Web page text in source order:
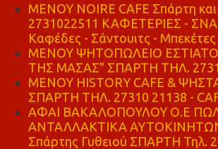
MENOY NOIRE CAFE Σπάρτη
2731022511 ΚΑΦΕΤΕΡΙΕΣ -
Καφέδες - Σάντουιτς - Μπεκέτες
ΜΕΝΟΥ ΨΗΤΟΠΩΛΕΙΟ
ΤΗΣ ΜΑΣΑΣ" ΣΠΑΡΤΗ ΤΗΛ.
ΜΕΝΟΥ HISTORY CAFE &
ΣΠΑΡΤΗ ΤΗΛ. 27310 21138 -
ΑΦΑΙ ΒΑΚΑΛΟΠΟΥΛΟΥ Ο.Ε
ΑΝΤΑΛΛΑΚΤΙΚΑ
Σπάρτης Γυθειού ΣΠΑΡΤΗ Τηλ.